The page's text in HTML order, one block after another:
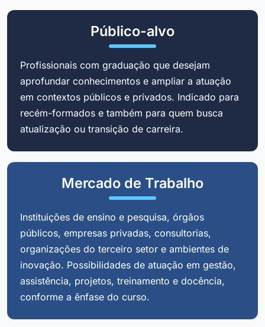
Público-alvo
Profissionais com graduação que desejam
aprofundar conhecimentos e ampliar a atuação
em contextos públicos e privados. Indicado para
recém-formados e também para quem busca
atualização ou transição de carreira.
Mercado de Trabalho
Instituições de ensino e pesquisa, órgãos
públicos, empresas privadas, consultorias,
organizações do terceiro setor e ambientes de
inovação. Possibilidades de atuação em gestão,
assistência, projetos, treinamento e docência,
conforme a ênfase do curso.